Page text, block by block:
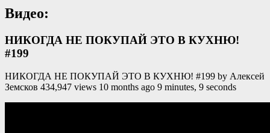
Видео:
НИКОГДА НЕ ПОКУПАЙ ЭТО В КУХНЮ!
#199
НИКОГДА НЕ ПОКУПАЙ ЭТО В КУХНЮ! #199 by Алексей
Земсков 434,947 views 10 months ago 9 minutes, 9 seconds